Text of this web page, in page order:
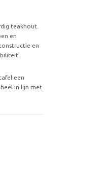
teakhout.
en
en
een
in lijn met